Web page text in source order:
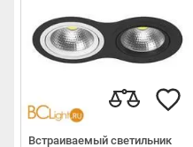
Встраиваемый светильник